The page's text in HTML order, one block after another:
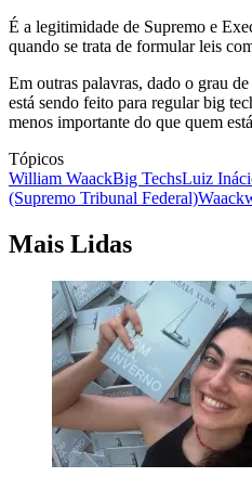
É a legitimidade de Supremo e
quando se trata de formular leis
Em outras palavras, dado o grau
está sendo feito para regular big
menos importante do que quem
Tópicos
William WaackBig TechsLuiz
(Supremo Tribunal Federal)Waack
Mais Lidas